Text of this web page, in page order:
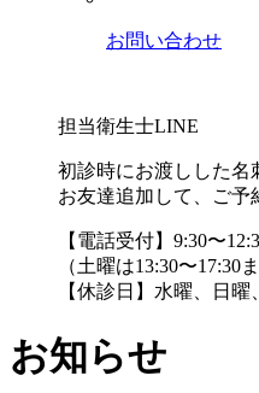
お問い合わせ
担当衛生士LINE
初診時にお渡しした名
お友達追加して、ご予
【電話受付】9:30〜
（土曜は13:30〜17:30ま
【休診日】水曜、日曜
お知らせ